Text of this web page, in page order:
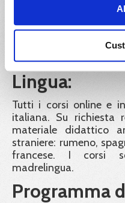
Eroghiamo corsi in
anche presso le sedi
formativo a
territorio nazionale
ogni grado di rischio.
Lingua:
Tutti i corsi online e
italiana. Su richiesta
materiale didattico
straniere: rumeno,
francese. I corsi
madrelingua.
Programma